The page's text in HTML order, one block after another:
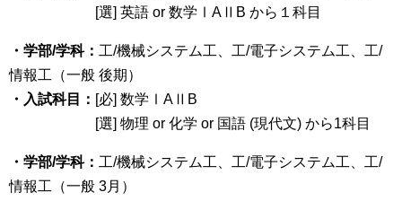
[選] 英語 or 数学ⅠAⅡB から１科目
・学部/学科： 工/機械システム工、工/電子システム工、工/
情報工（一般 後期）
・入試科目： [必] 数学ⅠAⅡB
[選] 物理 or 化学 or 国語 (現代文) から1科目
・学部/学科： 工/機械システム工、工/電子システム工、工/
情報工（一般 3月）